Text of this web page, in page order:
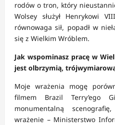
rodów o tron, który
Wolsey służył Henrykowi
równowaga sił, popadł w
się z Wielkim Wróblem.
Jak wspominasz pracę w
jest olbrzymią,
Moje wrażenia mogę
filmem Brazil Terry’ego
monumentalną
wrażenie – Ministerstwo